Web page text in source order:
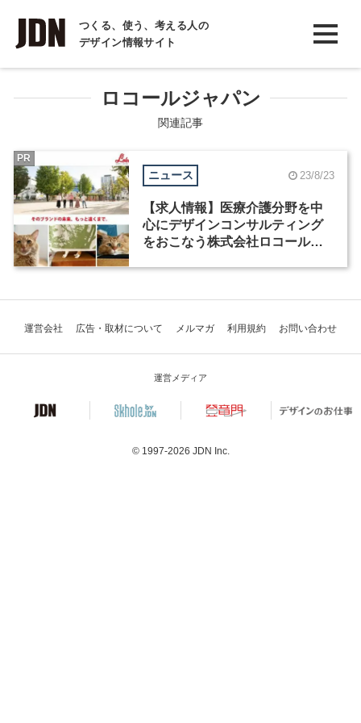
つくる、使う、考える人の
デザイン情報サイト
INTERVIEW
インタビュー
REPORT
COLUMN
コラム
ロコールジャパン
関連記事
ニュース 23/8/23
【求人情報】医療介護分野を中
心にデザインコンサルティング
をおこなう株式会社ロコールジ
PR
運営会社 広告・取材について メルマガ 利用規約 お問い合わせ
運営メディア
© 1997-2026 JDN Inc.